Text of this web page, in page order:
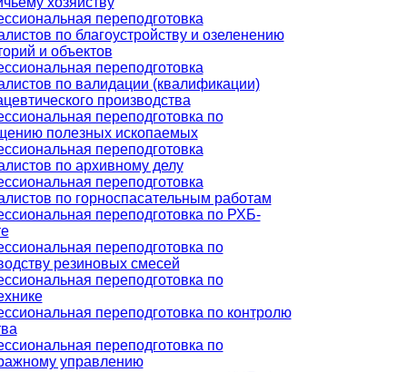
переподготовка
по благоустройству и озеленению
и объектов
переподготовка
по валидации (квалификации)
производства
переподготовка по
полезных ископаемых
переподготовка
по архивному делу
переподготовка
по горноспасательным работам
переподготовка по РХБ-
переподготовка по
резиновых смесей
переподготовка по
переподготовка по контролю
переподготовка по
управлению